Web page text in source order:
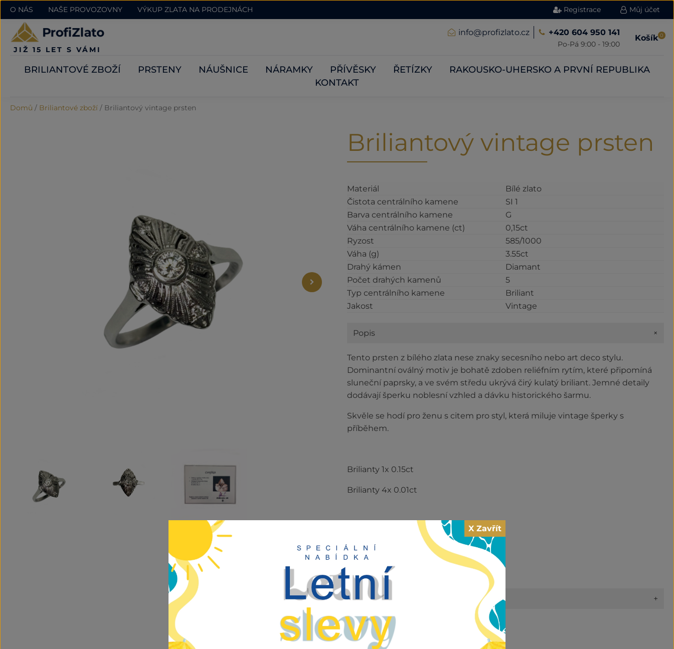
O NÁS NAŠE PROVOZOVNY VÝKUP ZLATA NA PRODEJNÁCH Registrace Můj účet
JIŽ 15 LET S VÁMI
info@profizlato.cz +420 604 950 141
Po-Pá 9:00 - 19:00
Košík 0
BRILIANTOVÉ ZBOŽÍ PRSTENY NÁUŠNICE NÁRAMKY PŘÍVĚSKY ŘETÍZKY
RAKOUSKO-UHERSKO A PRVNÍ REPUBLIKA
KONTAKT
Domů / Briliantové zboží / Briliantový vintage prsten
Briliantový vintage prsten
Materiál
Bílé zlato
Čistota centrálního kamene
SI 1
Barva centrálního kamene
G
Váha centrálního kamene (ct)
0,15ct
Ryzost
585/1000
Váha (g)
3.55ct
Drahý kámen
Diamant
Počet drahých kamenů
5
Typ centrálního kamene
Briliant
Jakost
Vintage
Popis +
Tento prsten z bílého zlata nese znaky secesního nebo art deco stylu.
Dominantní oválný motiv je bohatě zdoben reliéfním rytím, které připomíná
sluneční paprsky, a ve svém středu ukrývá čirý kulatý briliant. Jemné detaily
dodávají šperku noblesní vzhled a dávku historického šarmu.
Skvěle se hodí pro ženu s citem pro styl, která miluje vintage šperky s
příběhem.
Brilianty 1x 0.15ct
Brilianty 4x 0.01ct
Hodnocení (0) +
Kategorie: Briliantové zboží Prsteny
X Zavřít